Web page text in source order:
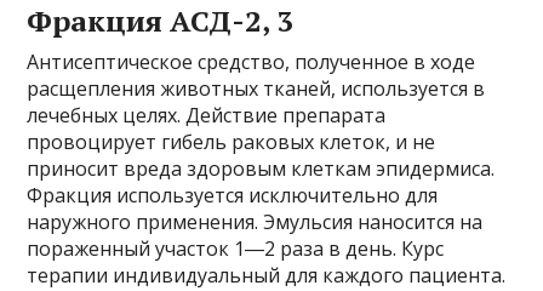
Фракция АСД-2, 3
Антисептическое средство, полученное в ходе
расщепления животных тканей, используется в
лечебных целях. Действие препарата
провоцирует гибель раковых клеток, и не
приносит вреда здоровым клеткам эпидермиса.
Фракция используется исключительно для
наружного применения. Эмульсия наносится на
пораженный участок 1―2 раза в день. Курс
терапии индивидуальный для каждого пациента.